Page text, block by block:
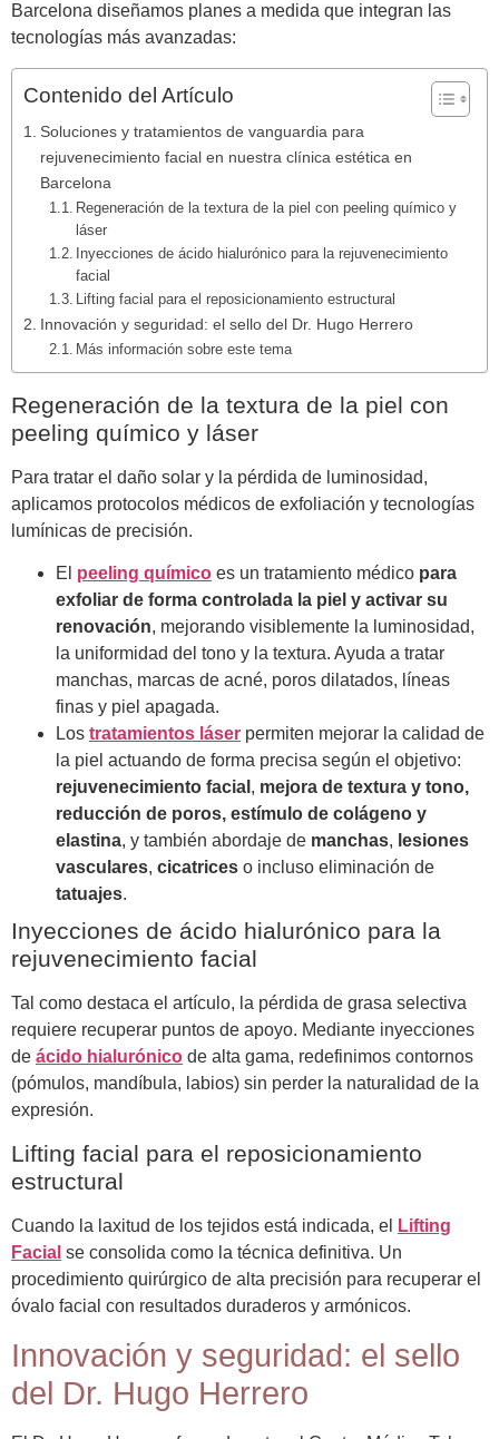
Barcelona diseñamos planes a medida que integran las
tecnologías más avanzadas:
Contenido del Artículo
Soluciones y tratamientos de vanguardia para
rejuvenecimiento facial en nuestra clínica estética en
Barcelona
Regeneración de la textura de la piel con peeling químico y
láser
Inyecciones de ácido hialurónico para la rejuvenecimiento
facial
Lifting facial para el reposicionamiento estructural
Innovación y seguridad: el sello del Dr. Hugo Herrero
Más información sobre este tema
Regeneración de la textura de la piel con
peeling químico y láser
Para tratar el daño solar y la pérdida de luminosidad,
aplicamos protocolos médicos de exfoliación y tecnologías
lumínicas de precisión.
El peeling químico es un tratamiento médico para
exfoliar de forma controlada la piel y activar su
renovación, mejorando visiblemente la luminosidad,
la uniformidad del tono y la textura. Ayuda a tratar
manchas, marcas de acné, poros dilatados, líneas
finas y piel apagada.
Los tratamientos láser permiten mejorar la calidad de
la piel actuando de forma precisa según el objetivo:
rejuvenecimiento facial , mejora de textura y tono,
reducción de poros, estímulo de colágeno y
elastina, y también abordaje de manchas, lesiones
vasculares, cicatrices o incluso eliminación de
tatuajes.
Inyecciones de ácido hialurónico para la
rejuvenecimiento facial
Tal como destaca el artículo, la pérdida de grasa selectiva
requiere recuperar puntos de apoyo. Mediante inyecciones
de ácido hialurónico de alta gama, redefinimos contornos
(pómulos, mandíbula, labios) sin perder la naturalidad de la
expresión.
Lifting facial para el reposicionamiento
estructural
Cuando la laxitud de los tejidos está indicada, el
Lifting
Facial se consolida como la técnica definitiva. Un
procedimiento quirúrgico de alta precisión para recuperar el
óvalo facial con resultados duraderos y armónicos.
Innovación y seguridad: el sello
del Dr. Hugo Herrero